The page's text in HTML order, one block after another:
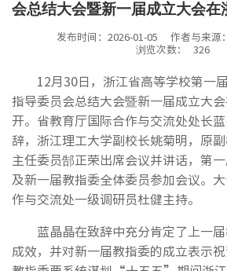
会总结大会暨新一届成立大会在
发布时间：2026-01-05
作者与来源
浏览次数：
326
12月30日，浙江省高等学校第一
指导委员会总结大会暨新一届成立大
开。省教育厅国际合作与交流处处长
辞，浙江理工大学副校长姚菊明，原
主任委员郜正荣出席会议并讲话，第
及新一届教指委全体委员参加会议。
作与交流处一级调研员杜健主持。
蓝晶晶在致辞中充分肯定了上一
成效，并对新一届教指委的成立表示